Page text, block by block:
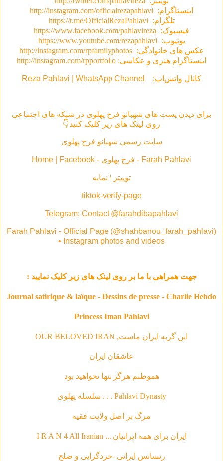
اینستاگرام: http://instagram.com/officialrezapahlavi
تلگرام: https://t.me/OfficialRezaPahlavi
فیسبوک: https://www.facebook.com/pahlavireza
یوتیوب: https://www.youtube.com/rezapahlavi
عکس های خانوادگی:http://instagram.com/rpfamilyphotos
اینستاگرام هنری و عکاسی: http://instagram.com/rpportfolio
کانال واتس‌اپ: Reza Pahlavi | WhatsApp Channel
برای دیدن پست های شهبانو فرح پهلوی در شبکه های اجتماعی
روی لینک های زیر کلیک کنید👇
سایت رسمی شهبانو فرح پهلوی
Farah Pahlavi - فرح پهلوی - Home | Facebook
توییتر \ نمایه
tiktok-verify-page
Telegram: Contact @farahdibapahlavi
Farah Pahlavi - Official Page (@shahbanou_farah_pahlavi)
• Instagram photos and videos
جهت همراهی با ما بر روی لینک های زیر کلیک نمایید :
Journal satirique & laïque - Dessins de presse - Charlie Hebdo
Princess Iman Pahlavi
این گربه ایران ماست, OUR BELOVED IRAN
عاشقان ایران
هموطنم هرگز تنها نخواهید بود
Pahlavi Dynasty . . . سلسله‌ پهلوی
مرگ بر اصل ولایت فقیه
ایران برای همه ایرانیان ... I R A N 4 All Iranian
رنسانس ایرانی -خردگرایی و صلح